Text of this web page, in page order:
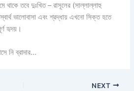
থাকে তবে দুঃখিত – রাসূলের (সাল্লাল্লাহু
ভালোবাসা এবং শ্রদ্ধায় এখনো সিক্ত হতে
হৃদয়।
নি ব্রাদার…
NEXT